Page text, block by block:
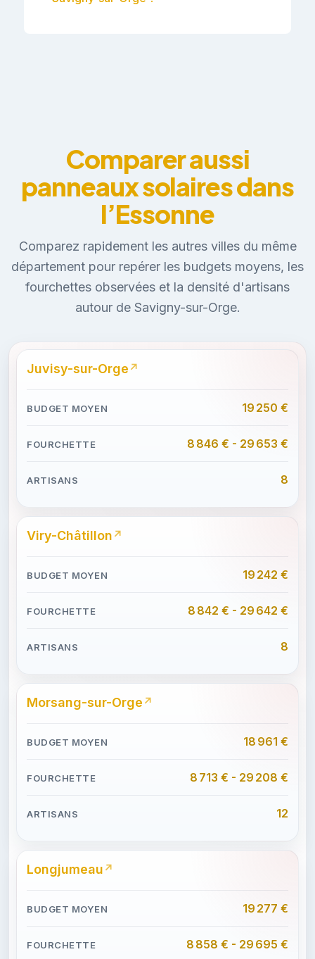
Comparer aussi
panneaux solaires dans
l’Essonne
Comparez rapidement les autres villes du même
département pour repérer les budgets moyens, les
fourchettes observées et la densité d'artisans
autour de Savigny-sur-Orge.
Juvisy-sur-Orge
19 250 €
8 846 € - 29 653 €
8
Viry-Châtillon
19 242 €
8 842 € - 29 642 €
8
Morsang-sur-Orge
18 961 €
8 713 € - 29 208 €
12
Longjumeau
19 277 €
8 858 € - 29 695 €